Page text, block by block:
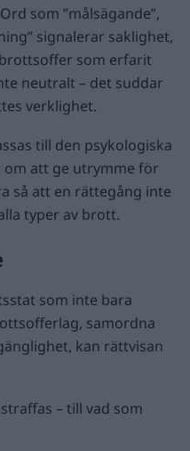
som ”målsägande”,
signalerar saklighet,
som erfarit
neutralt – det suddar
verklighet.
till den psykologiska
om att ge utrymme för
så att en rättegång inte
typer av brott.
som inte bara
samordna
kan rättvisan
– till vad som